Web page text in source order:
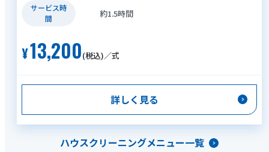
サービス時
間
約1.5時間
13,200(税込)／式
詳しく見る
ハウスクリーニングメニュー一覧